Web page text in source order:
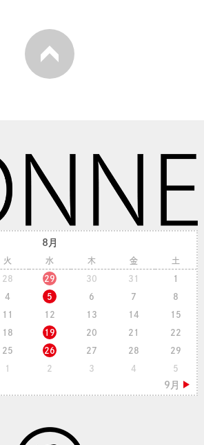
8月
火 水 木 金 土
28 29 30 31 1
4 5 6 7 8
11 12 13 14 15
18 19 20 21 22
25 26 27 28 29
1 2 3 4 5